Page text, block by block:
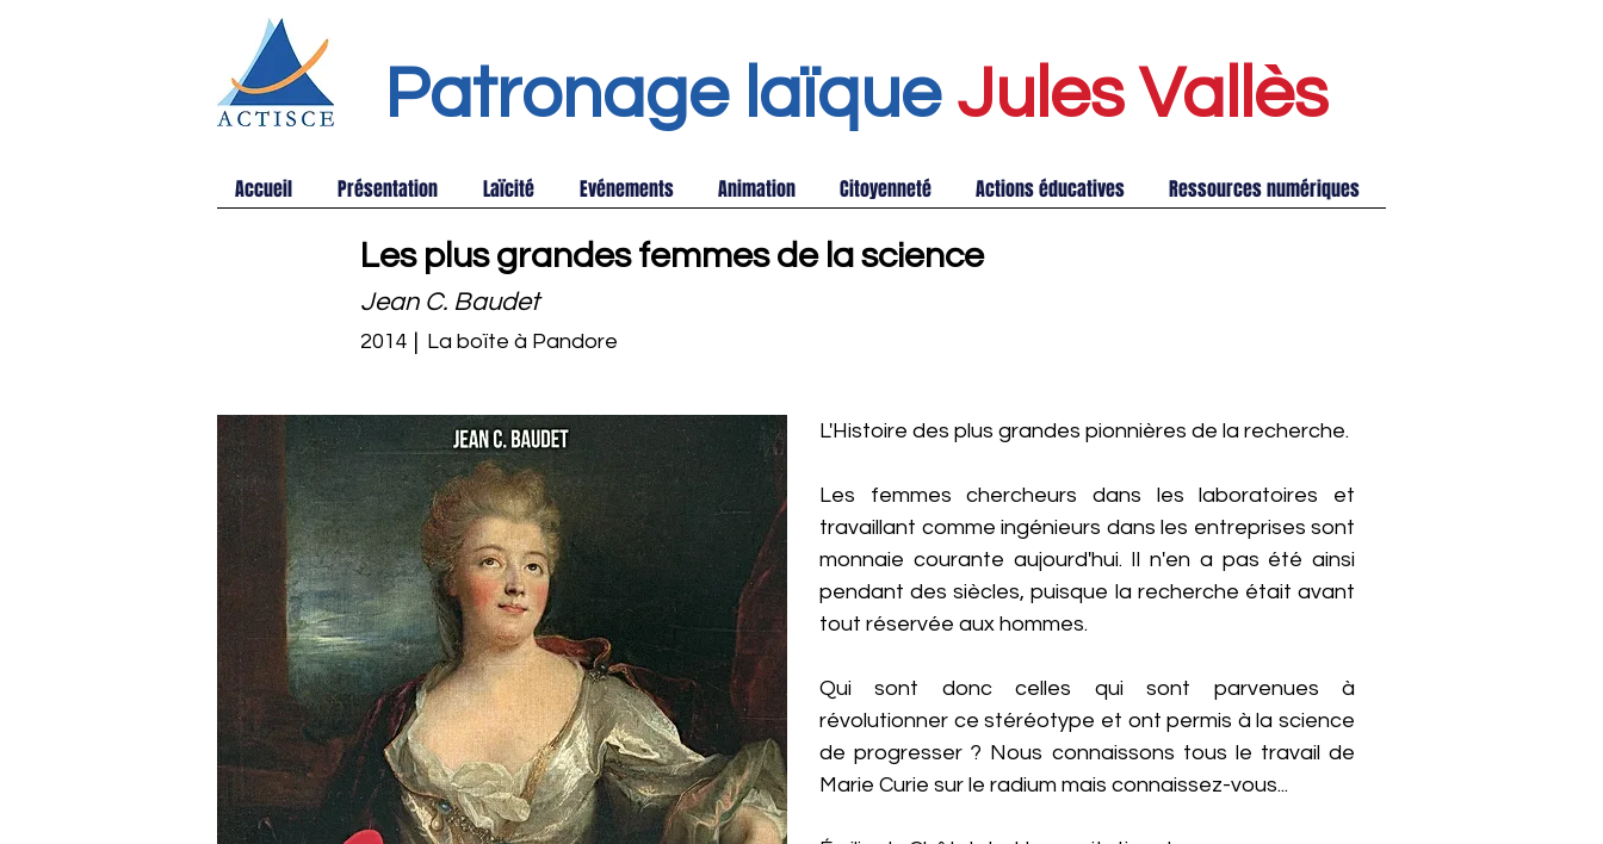
Patronage laïque Jules Vallès
Accueil Présentation Laïcité Evénements Animation Citoyenneté Actions éducatives Ressources numériques
Les plus grandes femmes de la science
Jean C. Baudet
2014 La boïte à Pandore
L'Histoire des plus grandes pionnières de la recherche.
Les femmes chercheurs dans les laboratoires et
travaillant comme ingénieurs dans les entreprises sont
monnaie courante aujourd'hui. Il n'en a pas été ainsi
pendant des siècles, puisque la recherche était avant
tout réservée aux hommes.
Qui sont donc celles qui sont parvenues à
révolutionner ce stéréotype et ont permis à la science
de progresser ? Nous connaissons tous le travail de
Marie Curie sur le radium mais connaissez-vous...